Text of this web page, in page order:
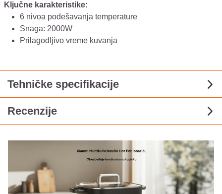
Ključne karakteristike:
6 nivoa podešavanja temperature
Snaga: 2000W
Prilagodljivo vreme kuvanja
Tehničke specifikacije
Recenzije